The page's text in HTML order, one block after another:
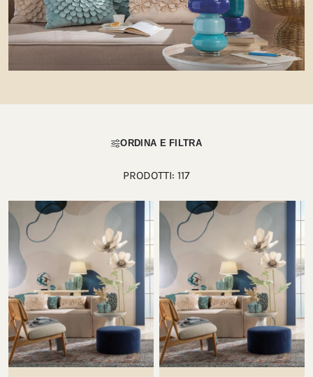
ORDINA E FILTRA
PRODOTTI: 117